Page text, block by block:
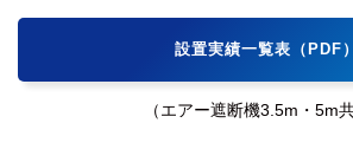
設置実績一覧表（PDF）
（エアー遮断機3.5m・5m共